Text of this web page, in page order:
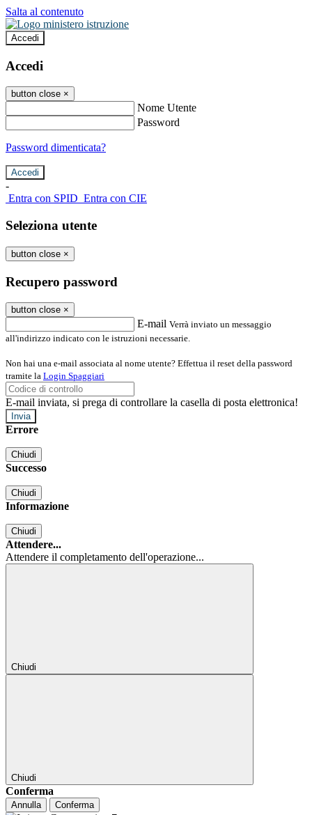
Salta al contenuto
Accedi
Accedi
button close ×
Nome Utente
Password
Password dimenticata?
-
Entra con SPID Entra con CIE
Seleziona utente
button close ×
Recupero password
button close ×
E-mail Verrà inviato un messaggio
all'indirizzo indicato con le istruzioni necessarie.
Non hai una e-mail associata al nome utente? Effettua il reset della password
tramite la Login Spaggiari
E-mail inviata, si prega di controllare la casella di posta elettronica!
Errore
Chiudi
Successo
Chiudi
Informazione
Chiudi
Attendere...
Attendere il completamento dell'operazione...
Chiudi
Chiudi
Conferma
Annulla Conferma